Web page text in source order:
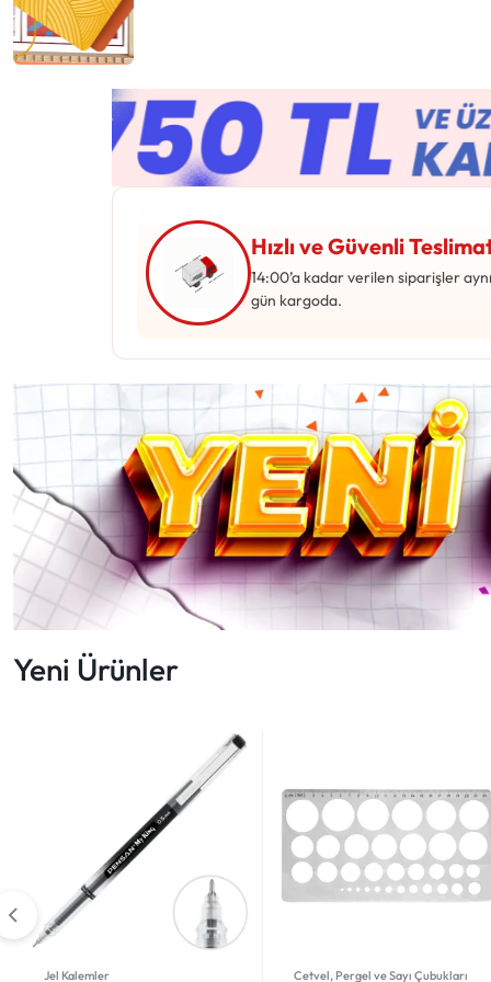
OYUNCAK
VE
SANAT
DAHA
FAZLASI
IÇIN
TEK
ADRES.
GENIŞ
ÜRÜN
YELPAZESI
VE
UYGUN
FIYATLARLA
IHTIYACINIZ
OLAN
HER
BULABILECEĞINIZ
ONLINE
ALIŞVERIŞ
PLATFORMU.
HEMEN
Hızlı ve Güvenli
14:00’a kadar verilen siparişler aynı
gün kargoda.
Yeni Ürünler
Kalemler Fırçalar